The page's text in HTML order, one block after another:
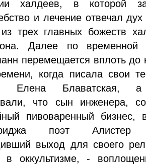
халдеев, в которой
и лечение отвечал
трех главных божеств
Далее по временной
перемещается вплоть до
когда писала свои
Елена Блаватская, а
что сын инженера,
пивоваренный бизнес,
поэт Алистер
выход для своего
в оккультизме, -